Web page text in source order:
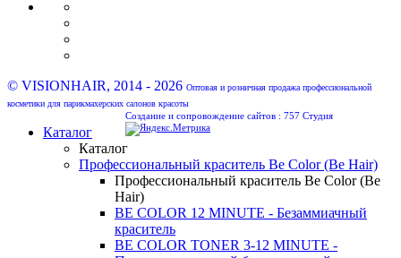
© VISIONHAIR, 2014 - 2026 Оптовая и розничная продажа профессиональной
косметики для парикмахерских салонов красоты
Создание и сопровождение сайтов : 757 Студия
Каталог
Каталог
Профессиональный краситель Be Color (Be Hair)
Профессиональный краситель Be Color (Be
Hair)
BE COLOR 12 MINUTE - Безаммиачный
краситель
BE COLOR TONER 3-12 MINUTE -